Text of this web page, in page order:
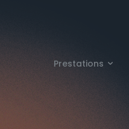
Prestations